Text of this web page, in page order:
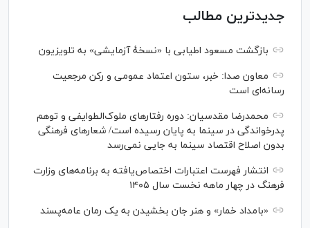
جدیدترین مطالب
بازگشت مسعود اطیابی با «نسخهٔ آزمایشی» به تلویزیون
معاون صدا: خبر، ستون اعتماد عمومی و رکن مرجعیت
رسانه‌ای است
محمدرضا مقدسیان: دوره رفتارهای ملوک‌الطوایفی و توهم
پدرخواندگی در سینما به پایان رسیده است/ شعارهای فرهنگی
بدون اصلاح اقتصاد سینما به جایی نمی‌رسد
انتشار فهرست اعتبارات اختصاص‌یافته به برنامه‌های وزارت
فرهنگ در چهار ماهه نخست سال ۱۴۰۵
«بامداد خمار» و هنر جان بخشیدن به یک رمان عامه‌پسند